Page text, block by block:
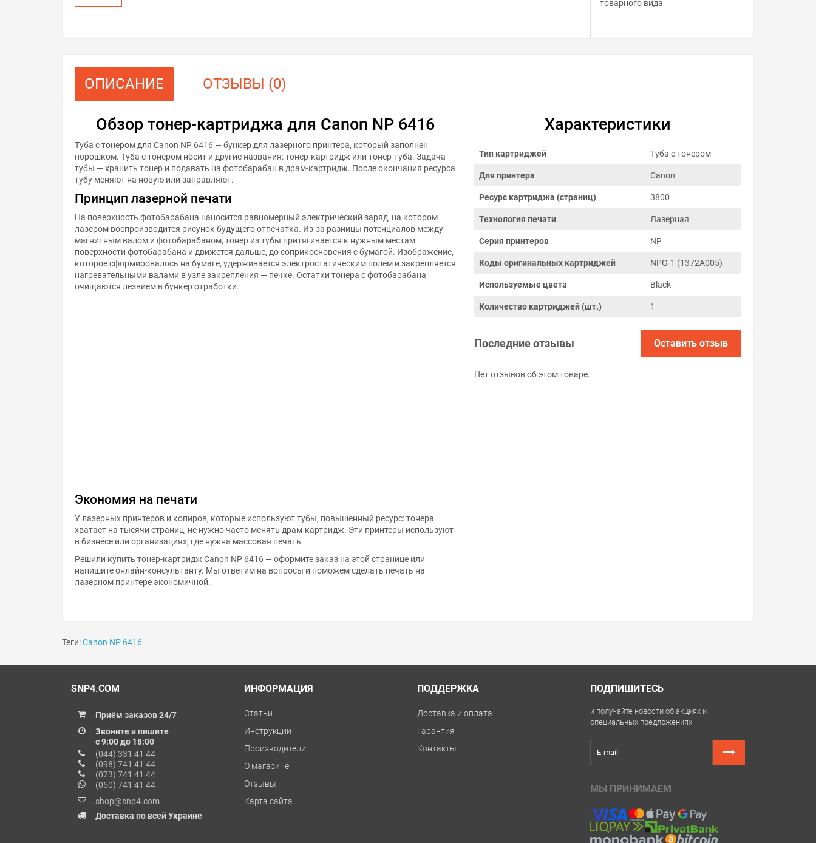
товарного вида
ОПИСАНИЕ ОТЗЫВЫ (0)
Обзор тонер-картриджа для Canon NP 6416
Туба с тонером для Canon NP 6416 — бункер для лазерного принтера, который заполнен
порошком. Туба с тонером носит и другие названия: тонер-картридж или тонер-туба. Задача
тубы — хранить тонер и подавать на фотобарабан в драм-картридж. После окончания ресурса
тубу меняют на новую или заправляют.
Принцип лазерной печати
На поверхность фотобарабана наносится равномерный электрический заряд, на котором
лазером воспроизводится рисунок будущего отпечатка. Из-за разницы потенциалов между
магнитным валом и фотобарабаном, тонер из тубы притягивается к нужным местам
поверхности фотобарабана и движется дальше, до соприкосновения с бумагой. Изображение,
которое сформировалось на бумаге, удерживается электростатическим полем и закрепляется
нагревательными валами в узле закрепления — печке. Остатки тонера с фотобарабана
очищаются лезвием в бункер отработки.
Экономия на печати
У лазерных принтеров и копиров, которые используют тубы, повышенный ресурс: тонера
хватает на тысячи страниц, не нужно часто менять драм-картридж. Эти принтеры используют
в бизнесе или организациях, где нужна массовая печать.
Решили купить тонер-картридж Canon NP 6416 — оформите заказ на этой странице или
напишите онлайн-консультанту. Мы ответим на вопросы и поможем сделать печать на
лазерном принтере экономичной.
Характеристики
Тип картриджей Туба с тонером
Для принтера Canon
Ресурс картриджа (страниц) 3800
Технология печати Лазерная
Серия принтеров NP
Коды оригинальных картриджей NPG-1 (1372A005)
Используемые цвета Black
Количество картриджей (шт.) 1
Последние отзывы Оставить отзыв
Нет отзывов об этом товаре.
Теги:Canon NP 6416
SNP4.COM
Приём заказов 24/7
Звоните и пишите
с 9:00 до 18:00
(044) 331 41 44
(098) 741 41 44
(073) 741 41 44
(050) 741 41 44
shop@snp4.com
Доставка по всей Украине
ИНФОРМАЦИЯ
Статьи
Инструкции
Производители
О магазине
Отзывы
Карта сайта
ПОДДЕРЖКА
Доставка и оплата
Гарантия
Контакты
ПОДПИШИТЕСЬ
и получайте новости об акциях и
специальных предложениях
МЫ ПРИНИМАЕМ